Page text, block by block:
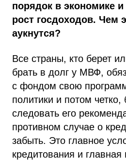
порядок в экономике и
рост госдоходов. Чем
аукнутся?
Все страны, кто берет
брать в долг у МВФ,
с фондом свою
политики и потом четко,
следовать его
противном случае о
забыть. Это главное
кредитования и